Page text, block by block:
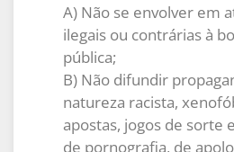
A) Não se envolver em
ilegais ou contrárias à
pública;
B) Não difundir
natureza racista,
apostas, jogos de sorte
de pornografia, de